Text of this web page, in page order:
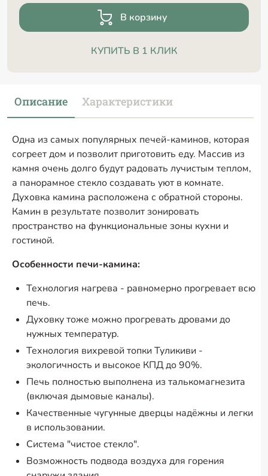
В корзину
КУПИТЬ В 1 КЛИК
Описание Характеристики
Одна из самых популярных печей-каминов, которая
согреет дом и позволит приготовить еду. Массив из
камня очень долго будут радовать лучистым теплом,
а панорамное стекло создавать уют в комнате.
Духовка камина расположена с обратной стороны.
Камин в результате позволит зонировать
пространство на функциональные зоны кухни и
гостиной.
Особенности печи-камина:
Технология нагрева - равномерно прогревает всю
печь.
Духовку тоже можно прогревать дровами до
нужных температур.
Технология вихревой топки Туликиви -
экологичность и высокое КПД до 90%.
Печь полностью выполнена из талькомагнезита
(включая дымовые каналы).
Качественные чугунные дверцы надёжны и легки
в использовании.
Система "чистое стекло".
Возможность подвода воздуха для горения